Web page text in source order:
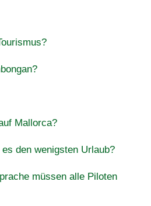
Mallorca?
den wenigsten Urlaub?
müssen alle Piloten